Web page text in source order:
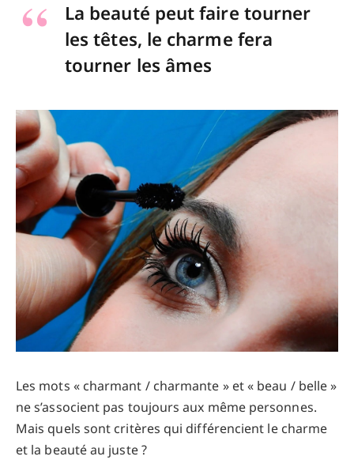
La beauté peut faire tourner
les têtes, le charme fera
tourner les âmes
Les mots « charmant / charmante » et « beau / belle »
ne s’associent pas toujours aux même personnes.
Mais quels sont critères qui différencient le charme
et la beauté au juste ?